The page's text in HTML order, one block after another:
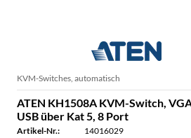
KVM-Switches, automatisch
ATEN KH1508A KVM-Switch,
USB über Kat 5, 8 Port
Artikel-Nr.:
14016029